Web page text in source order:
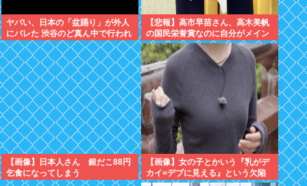
ヤバい、日本の「盆踊り」が外人
にバレた 渋谷のど真ん中で行われ
た盆踊り参加者67000人のうち
20000人が外人、ダンシングヒー
ローに熱狂
【悲報】高市早苗さん、高木美帆
の国民栄誉賞なのに自分がメイン
のPVを公開してしまう
【画像】日本人さん 銀だこ88円
乞食になってしまう
【画像】女の子とかいう『乳がデ
カイ=デブに見える』という欠陥